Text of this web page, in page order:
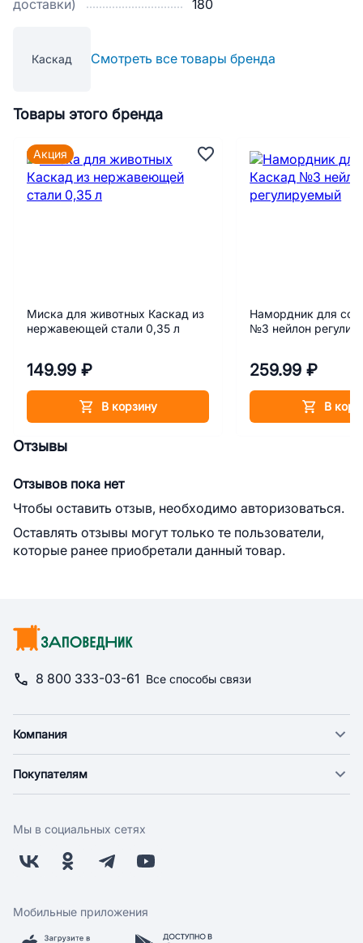
доставки)
180
Каскад Смотреть все товары бренда
Товары этого бренда
Миска для животных Каскад из
нержавеющей стали 0,35 л
149.99 ₽
В корзину
Акция
Намордник для
№3 нейлон
259.99 ₽
В
Отзывы
Отзывов пока нет
Чтобы оставить отзыв, необходимо авторизоваться.
Оставлять отзывы могут только те пользователи,
которые ранее приобретали данный товар.
8 800 333-03-61 Все способы связи
Компания
Новости
Поставщикам
Заводчикам
Обратная связь
Покупателям
Оплата
Бонусная программа
Скидки и акции
Мы в социальных сетях
Мобильные приложения